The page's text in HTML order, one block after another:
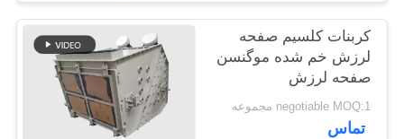
کربنات کلسیم صفحه
لرزش خم شده موگنسن
صفحه لرزش
negotiable MOQ:1 مجموعه
تماس